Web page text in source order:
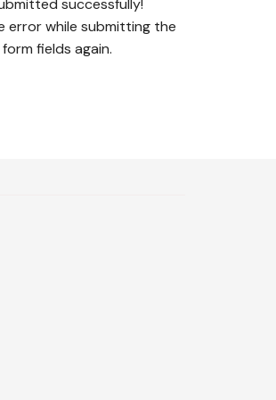
successfully!
error while submitting the
fields again.